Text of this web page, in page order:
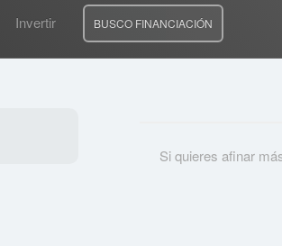
Invertir BUSCO FINANCIACIÓN
Si quieres afinar